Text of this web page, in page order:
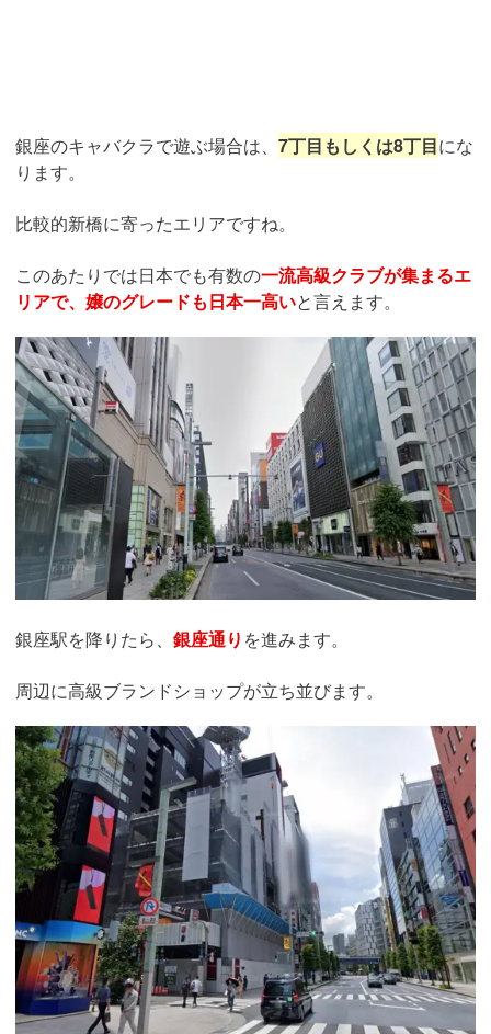
銀座のキャバクラで遊ぶ場合は、 7丁目もしくは8丁目にな
ります。
比較的新橋に寄ったエリアですね。
このあたりでは日本でも有数の一流高級クラブが集まるエ
リアで、嬢のグレードも日本一高いと言えます。
銀座駅を降りたら、 銀座通り を進みます。
周辺に高級ブランドショップが立ち並びます。